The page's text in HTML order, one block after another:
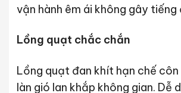
vận hành êm ái không gây tiếng
Lồng quạt chắc chắn
Lồng quạt đan khít hạn chế
làn gió lan khắp không gian. Dễ